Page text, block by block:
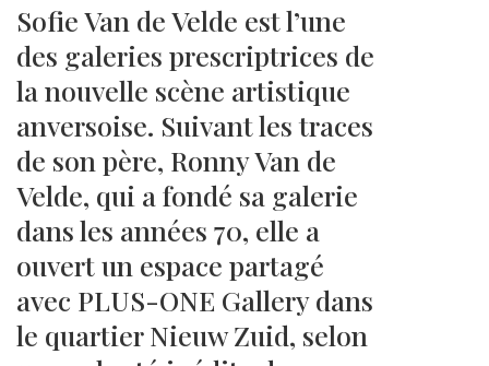
Sofie Van de Velde est l’une
des galeries prescriptrices de
la nouvelle scène artistique
anversoise. Suivant les traces
de son père, Ronny Van de
Velde, qui a fondé sa galerie
dans les années 70, elle a
ouvert un espace partagé
avec PLUS-ONE Gallery dans
le quartier Nieuw Zuid, selon